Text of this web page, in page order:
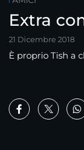
Extra
21 Dicembre 2018
È proprio Tish a